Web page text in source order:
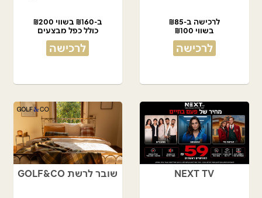
לרכישה ב-₪85
בשווי ₪100
לרכישה
ב-₪160 בשווי ₪200
כולל כפל מבצעים
לרכישה
NEXT TV שובר לרשת GOLF&CO